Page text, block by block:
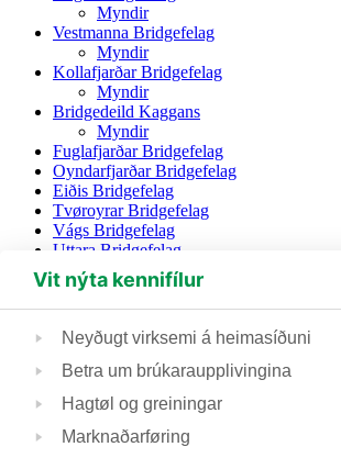
Myndir
Vestmanna Bridgefelag
Myndir
Kollafjarðar Bridgefelag
Myndir
Bridgedeild Kaggans
Myndir
Fuglafjarðar Bridgefelag
Oyndarfjarðar Bridgefelag
Eiðis Bridgefelag
Tvøroyrar Bridgefelag
Vágs Bridgefelag
Uttara Bridgefelag
(+298) 230 435
bridge@bridge.fo
Hoydalsvegur 21, 100 Tórshavn, Postboks 1138,
Føroya Bridgesamband
- er fastur limur í Hugaítrótt Føroya
Vit nýta kennifílur
Neyðugt virksemi á heimasíðuni
Betra um brúkaraupplivingina
Hagtøl og greiningar
Marknaðarføring